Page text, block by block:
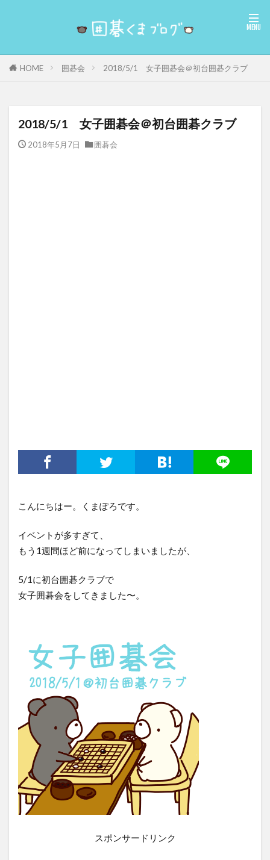
HOME 囲碁会 2018/5/1 女子囲碁会＠初台囲碁クラブ
2018/5/1 女子囲碁会＠初台囲碁クラブ
2018年5月7日 囲碁会
こんにちはー。くまぽろです。
イベントが多すぎて、
もう1週間ほど前になってしまいましたが、
5/1に初台囲碁クラブで
女子囲碁会をしてきました〜。
スポンサードリンク